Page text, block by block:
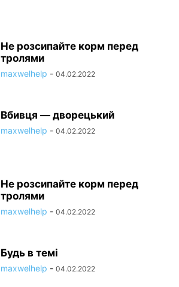
Не розсипайте корм перед
тролями
maxwelhelp - 04.02.2022
Вбивця — дворецький
maxwelhelp - 04.02.2022
Не розсипайте корм перед
тролями
maxwelhelp - 04.02.2022
Будь в темі
maxwelhelp - 04.02.2022